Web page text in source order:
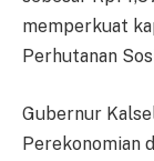
memperkuat
Perhutanan
Gubernur
Perekonomian